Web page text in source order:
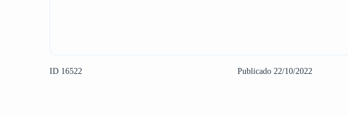
ID 16522 Publicado 22/10/2022